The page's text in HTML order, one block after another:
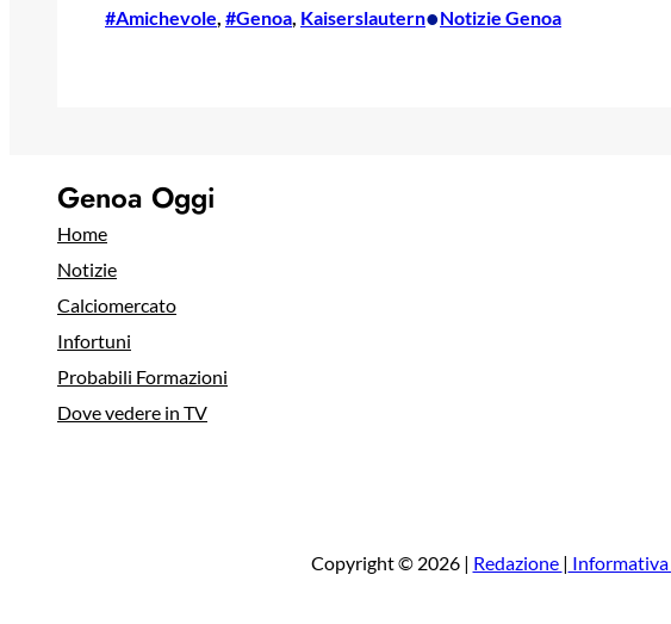
#Amichevole, #Genoa, Kaiserslautern•Notizie Genoa
Genoa Oggi
Home
Notizie
Calciomercato
Infortuni
Probabili Formazioni
Dove vedere in TV
Copyright © 2026 | Redazione |